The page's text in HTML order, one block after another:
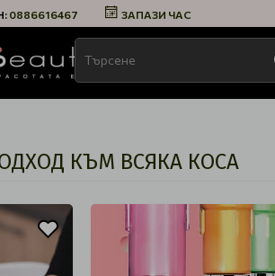
0886616467 ЗАПАЗИ ЧАС
КЪМ ВСЯКА КОСА